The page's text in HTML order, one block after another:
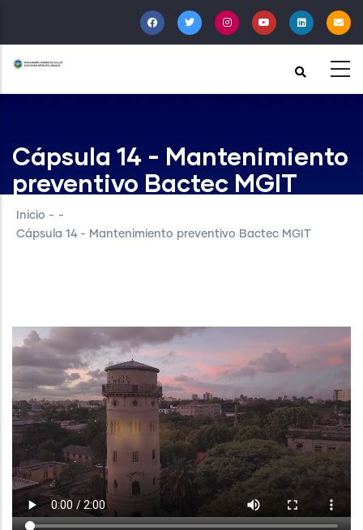
al
contenido
principal
Cápsula 14 - Mantenimiento
preventivo Bactec MGIT
Inicio - -
Cápsula 14 - Mantenimiento preventivo Bactec MGIT